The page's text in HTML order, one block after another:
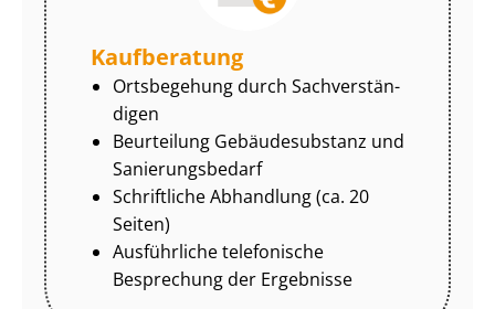
Kaufberatung
Ortsbegehung durch Sach­ver­stän­
di­gen
Beurteilung Gebäudesubstanz und
Sa­nie­rungs­be­darf
Schriftliche Abhandlung (ca. 20
Seiten)
Ausführliche telefonische
Besprechung der Ergebnisse